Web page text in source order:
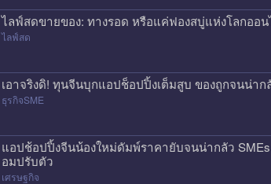
ไลฟ์สดขายของ: ทางรอด หรือแค่ฟองสบู่แห่งโลกออน
ไลฟ์สด
เอาจริงดิ! ทุนจีนบุกแอปช็อปปิ้งเต็มสูบ ของถูกจนน่า
ธุรกิจSME
แอปช้อปปิ้งจีนน้องใหม่ดัมพ์ราคายับจนน่ากลัว
อมปรับตัว
เศรษฐกิจ